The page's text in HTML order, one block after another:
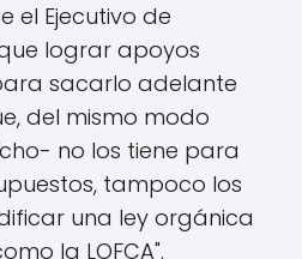
el Ejecutivo de
lograr apoyos
sacarlo adelante
del mismo modo
no los tiene para
tampoco los
una ley orgánica
la LOFCA".